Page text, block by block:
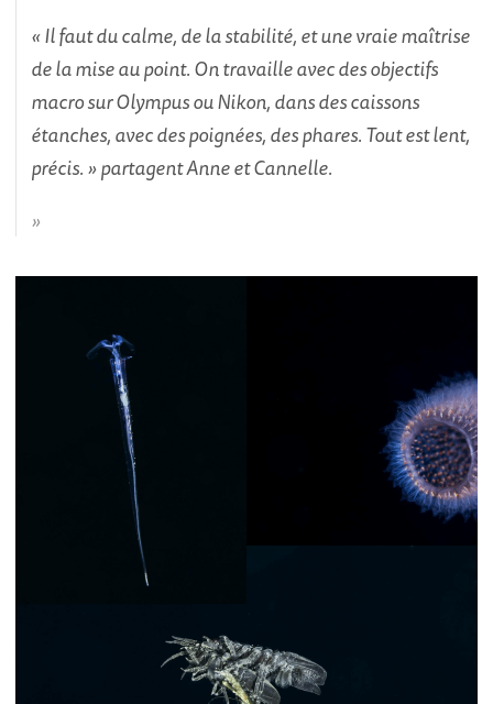
« Il faut du calme, de la stabilité, et une vraie maîtrise
de la mise au point. On travaille avec des objectifs
macro sur Olympus ou Nikon, dans des caissons
étanches, avec des poignées, des phares. Tout est lent,
précis. » partagent Anne et Cannelle.